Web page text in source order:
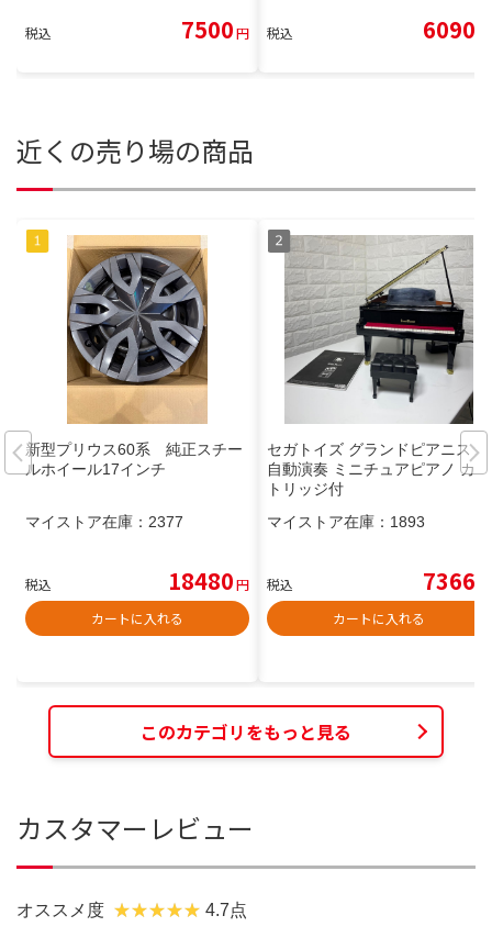
税込 7500円 税込 6090
近くの売り場の商品
新型プリウス60系 純正スチー
ルホイール17インチ
マイストア在庫： 2377
税込 18480円
カートに入れる
セガトイズ グランドピアニスト
自動演奏 ミニチュアピアノ カー
トリッジ付
マイストア在庫： 1893
税込 7366
カートに入れる
このカテゴリをもっと見る
カスタマーレビュー
オススメ度 4.7点